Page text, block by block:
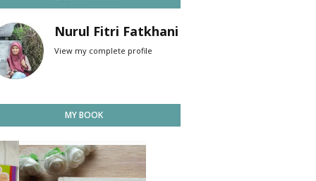
Nurul Fitri Fatkhani
View my complete profile
MY BOOK